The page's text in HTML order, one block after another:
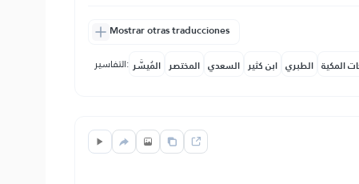
Mostrar otras traducciones
التفاسير: المُيسَّر المختصر السعدي ابن كثير الطبري المكية